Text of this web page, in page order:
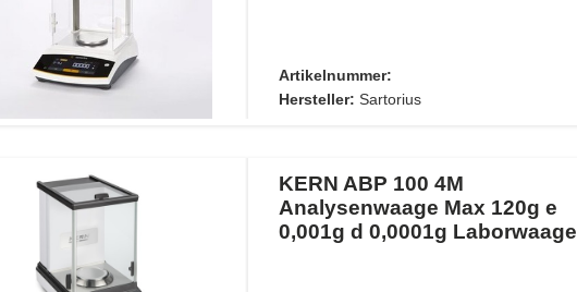
Artikelnummer:
Hersteller: Sartorius
KERN ABP 100 4M
Analysenwaage Max 120g e
0,001g d 0,0001g Laborwaage